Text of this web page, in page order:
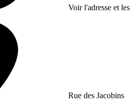
Voir l'adresse et les
Rue des Jacobins